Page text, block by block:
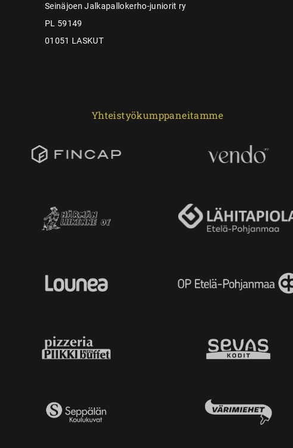
Seinäjoen Jalkapallokerho-juniorit ry
PL 59149
01051 LASKUT
Yhteistyökumppaneitamme